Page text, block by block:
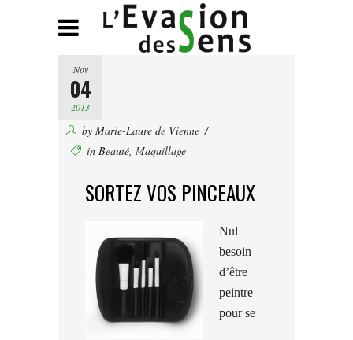
Nov
04
2013
by Marie-Laure de Vienne
in Beauté, Maquillage
SORTEZ VOS PINCEAUX
Nul
besoin
d’être
peintre
pour se